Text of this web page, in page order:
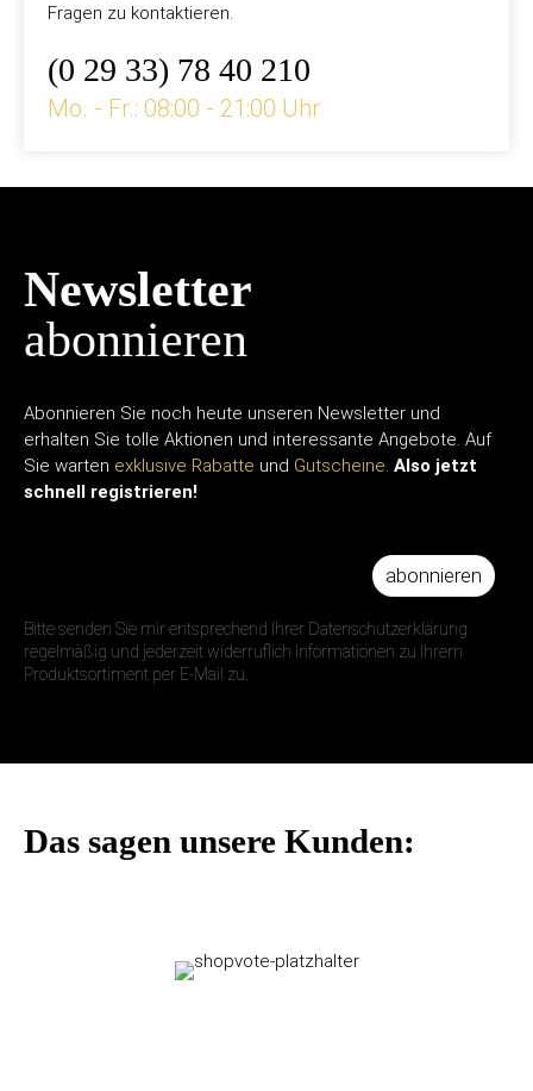
Fragen zu kontaktieren.
(0 29 33) 78 40 210
Mo. - Fr.: 08:00 - 21:00 Uhr
Newsletter
abonnieren
Abonnieren Sie noch heute unseren Newsletter und
erhalten Sie tolle Aktionen und interessante Angebote. Auf
Sie warten exklusive Rabatte und Gutscheine. Also jetzt
schnell registrieren!
abonnieren
Bitte senden Sie mir entsprechend Ihrer Datenschutzerklärung
regelmäßig und jederzeit widerruflich Informationen zu Ihrem
Produktsortiment per E-Mail zu.
Das sagen unsere Kunden: